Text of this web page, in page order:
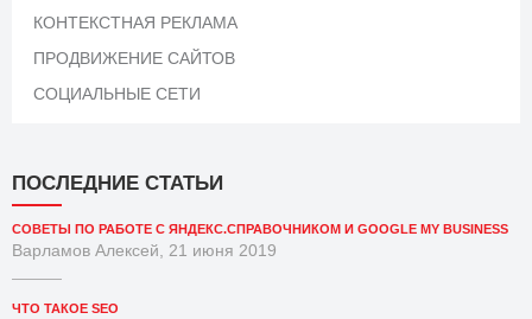
КОНТЕКСТНАЯ РЕКЛАМА
ПРОДВИЖЕНИЕ САЙТОВ
СОЦИАЛЬНЫЕ СЕТИ
ПОСЛЕДНИЕ СТАТЬИ
СОВЕТЫ ПО РАБОТЕ С ЯНДЕКС.СПРАВОЧНИКОМ И GOOGLE MY BUSINESS
Варламов Алексей, 21 июня 2019
ЧТО ТАКОЕ SEO